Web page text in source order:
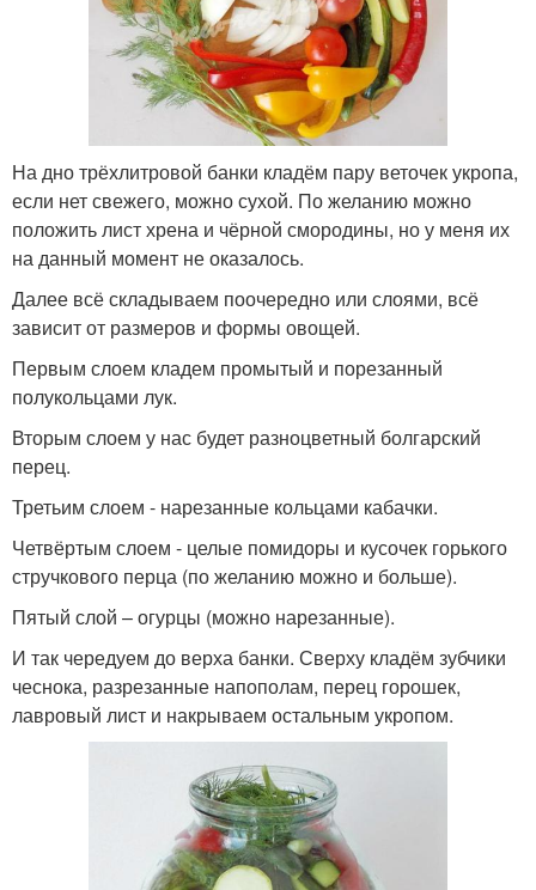
На дно трёхлитровой банки кладём пару веточек укропа,
если нет свежего, можно сухой. По желанию можно
положить лист хрена и чёрной смородины, но у меня их
на данный момент не оказалось.
Далее всё складываем поочередно или слоями, всё
зависит от размеров и формы овощей.
Первым слоем кладем промытый и порезанный
полукольцами лук.
Вторым слоем у нас будет разноцветный болгарский
перец.
Третьим слоем - нарезанные кольцами кабачки.
Четвёртым слоем - целые помидоры и кусочек горького
стручкового перца (по желанию можно и больше).
Пятый слой – огурцы (можно нарезанные).
И так чередуем до верха банки. Сверху кладём зубчики
чеснока, разрезанные напополам, перец горошек,
лавровый лист и накрываем остальным укропом.